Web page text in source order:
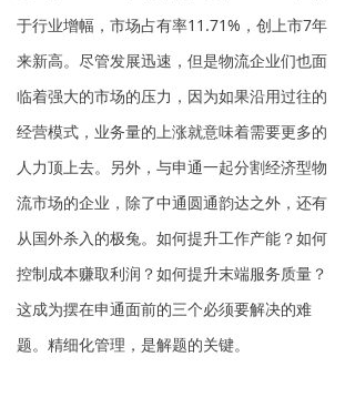
于行业增幅，市场占有率11.71%，创上市7年
来新高。尽管发展迅速，但是物流企业们也面
临着强大的市场的压力，因为如果沿用过往的
经营模式，业务量的上涨就意味着需要更多的
人力顶上去。另外，与申通一起分割经济型物
流市场的企业，除了中通圆通韵达之外，还有
从国外杀入的极兔。如何提升工作产能？如何
控制成本赚取利润？如何提升末端服务质量？
这成为摆在申通面前的三个必须要解决的难
题。精细化管理，是解题的关键。